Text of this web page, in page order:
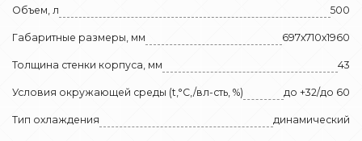
Объем, л 500
Габаритные размеры, мм 697х710х1960
Толщина стенки корпуса, мм 43
Условия окружающей среды (t,°C,/вл-сть, %) до +32/до 60
Тип охлаждения динамический